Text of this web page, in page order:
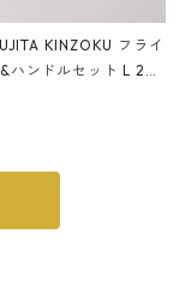
KINZOKU フライ
ハンドルセット L 24c
対応 鉄フライパン